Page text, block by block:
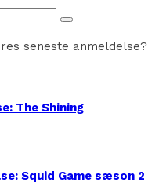
seneste anmeldelse?
The Shining
Squid Game sæson 2